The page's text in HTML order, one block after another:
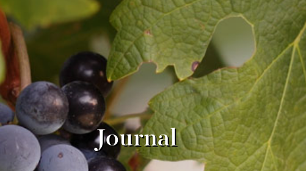
Journal